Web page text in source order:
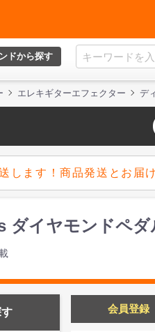
ドから探す
エレキギターエフェクター デ
します！商品発送とお届
ダイヤモンドペ
会員登録